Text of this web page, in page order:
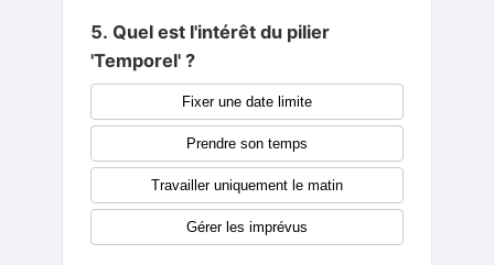
5. Quel est l'intérêt du pilier
'Temporel' ?
Fixer une date limite
Prendre son temps
Travailler uniquement le matin
Gérer les imprévus